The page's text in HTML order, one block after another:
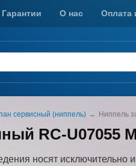
Гарантии О нас Оплата
сервисный (ниппель) Ниппель
RC-U07055
носят